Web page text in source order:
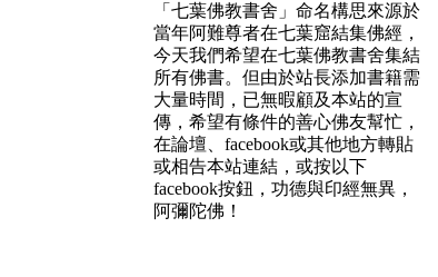
「七葉佛教書舍」命名構思來源於
當年阿難尊者在七葉窟結集佛經，
今天我們希望在七葉佛教書舍集結
所有佛書。但由於站長添加書籍需
大量時間，已無暇顧及本站的宣
傳，希望有條件的善心佛友幫忙，
在論壇、facebook或其他地方轉貼
或相告本站連結，或按以下
facebook按鈕，功德與印經無異，
阿彌陀佛！